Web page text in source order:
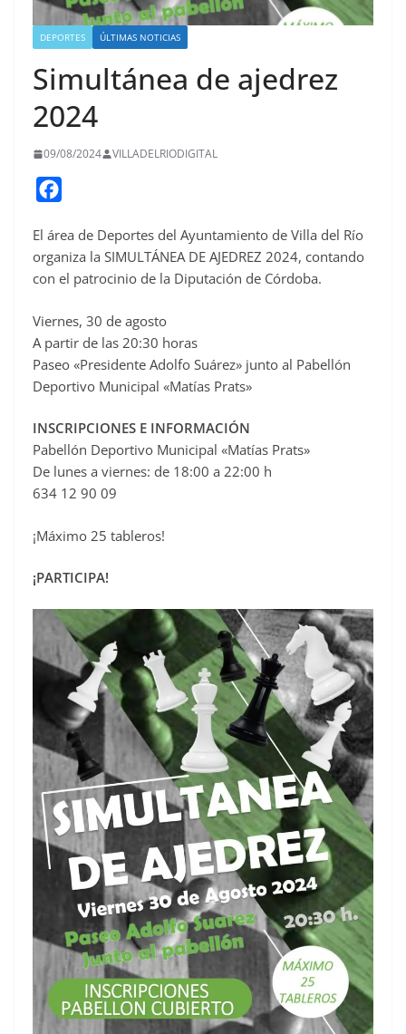
DEPORTES ÚLTIMAS NOTICIAS
Simultánea de ajedrez
2024
09/08/2024 VILLADELRIODIGITAL
c
e
o
o
k
El área de Deportes del Ayuntamiento de Villa del Río
organiza la SIMULTÁNEA DE AJEDREZ 2024, contando
con el patrocinio de la Diputación de Córdoba.
Viernes, 30 de agosto
A partir de las 20:30 horas
Paseo «Presidente Adolfo Suárez» junto al Pabellón
Deportivo Municipal «Matías Prats»
INSCRIPCIONES E INFORMACIÓN
Pabellón Deportivo Municipal «Matías Prats»
De lunes a viernes: de 18:00 a 22:00 h
634 12 90 09
¡Máximo 25 tableros!
¡PARTICIPA!